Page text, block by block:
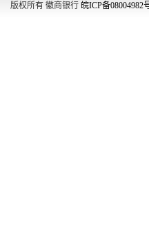
版权所有 徽商银行 皖ICP备08004982